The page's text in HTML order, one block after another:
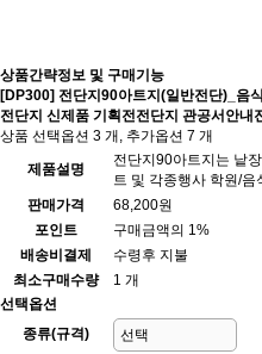
상품간략정보 및 구매기능
[DP300] 전단지90아트지(일반전단)_음
전단지 신제품 기획전전단지 관공서안내
상품 선택옵션 3 개, 추가옵션 7 개
제품설명
전단지90아트지는 낱
트 및 각종행사 학원/
판매가격
68,200원
포인트
구매금액의 1%
배송비결제
수령후 지불
최소구매수량
1 개
선택옵션
종류(규격)